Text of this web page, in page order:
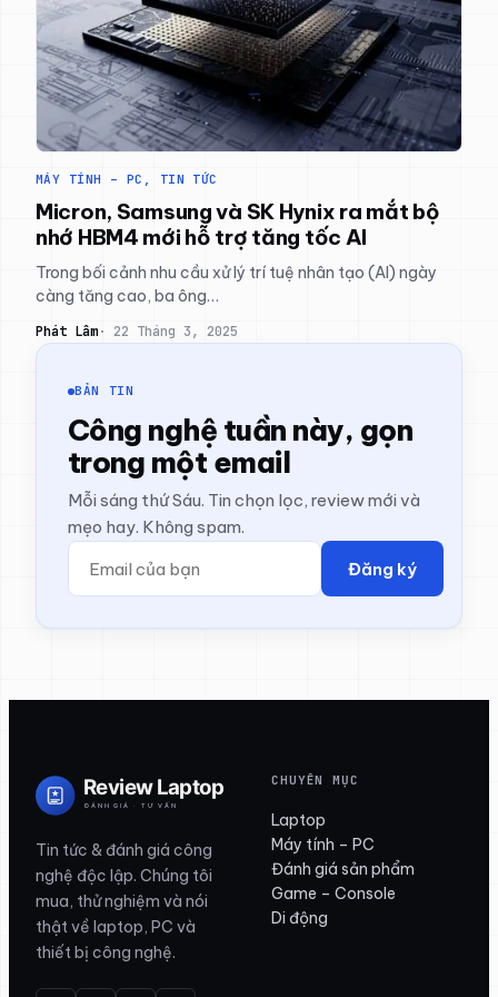
MÁY TÍNH – PC TIN TỨC
Micron, Samsung và SK Hynix ra mắt bộ
nhớ HBM4 mới hỗ trợ tăng tốc AI
Trong bối cảnh nhu cầu xử lý trí tuệ nhân tạo (AI) ngày
càng tăng cao, ba ông…
Phát Lâm 22 Tháng 3, 2025
BẢN TIN
Công nghệ tuần này, gọn
trong một email
Mỗi sáng thứ Sáu. Tin chọn lọc, review mới và
mẹo hay. Không spam.
Đăng ký
Tin tức & đánh giá công
nghệ độc lập. Chúng tôi
mua, thử nghiệm và nói
thật về laptop, PC và
thiết bị công nghệ.
CHUYÊN MỤC
Laptop
Máy tính – PC
Đánh giá sản phẩm
Game – Console
Di động